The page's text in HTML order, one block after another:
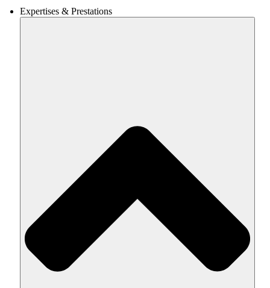
Expertises & Prestations